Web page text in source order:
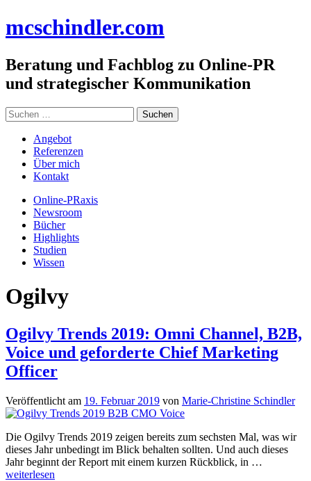
Inhalt
mcschindler.com
Beratung und Fachblog zu Online-PR
und strategischer Kommunikation
Suchen
nach:
Angebot
Referenzen
Über mich
Kontakt
Online-PRaxis
Newsroom
Bücher
Highlights
Studien
Wissen
Ogilvy
Ogilvy Trends 2019: Omni Channel, B2B,
Voice und geforderte Chief Marketing
Officer
Veröffentlicht am 19. Februar 2019 von Marie-Christine Schindler
Die Ogilvy Trends 2019 zeigen bereits zum sechsten Mal, was wir
dieses Jahr unbedingt im Blick behalten sollten. Und auch dieses
Jahr beginnt der Report mit einem kurzen Rückblick, in …
weiterlesen